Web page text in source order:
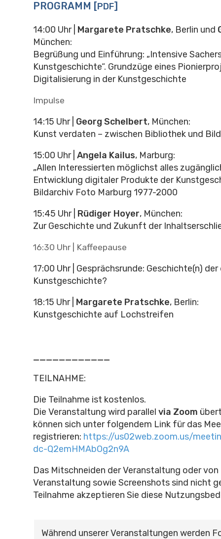
PROGRAMM [PDF]
14:00 Uhr | Margarete Pratschke, Berlin und
München:
Begrüßung und Einführung: „Intensive
Kunstgeschichte“. Grundzüge eines
Digitalisierung in der Kunstgeschichte
Impulse
14:15 Uhr | Georg Schelbert, München:
Kunst verdaten – zwischen Bibliothek und
15:00 Uhr | Angela Kailus, Marburg:
„Allen Interessierten möglichst alles
Entwicklung digitaler Produkte der
Bildarchiv Foto Marburg 1977-2000
15:45 Uhr | Rüdiger Hoyer, München:
Zur Geschichte und Zukunft der
16:30 Uhr | Kaffeepause
17:00 Uhr | Gesprächsrunde: Geschichte(n)
Kunstgeschichte?
18:15 Uhr | Margarete Pratschke, Berlin:
Kunstgeschichte auf Lochstreifen
____________
TEILNAHME:
Die Teilnahme ist kostenlos.
Die Veranstaltung wird parallel via Zoom
können sich unter folgendem Link für das
registrieren: https://us02web.zoom.us/
dc-Q2emHMAbOg2n9A
Das Mitschneiden der Veranstaltung oder von
Veranstaltung sowie Screenshots sind nicht
Teilnahme akzeptieren Sie diese
Während unserer Veranstaltungen werden